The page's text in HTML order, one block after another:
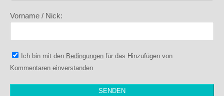
Vorname / Nick:
Ich bin mit den Bedingungen für das Hinzufügen von
Kommentaren einverstanden